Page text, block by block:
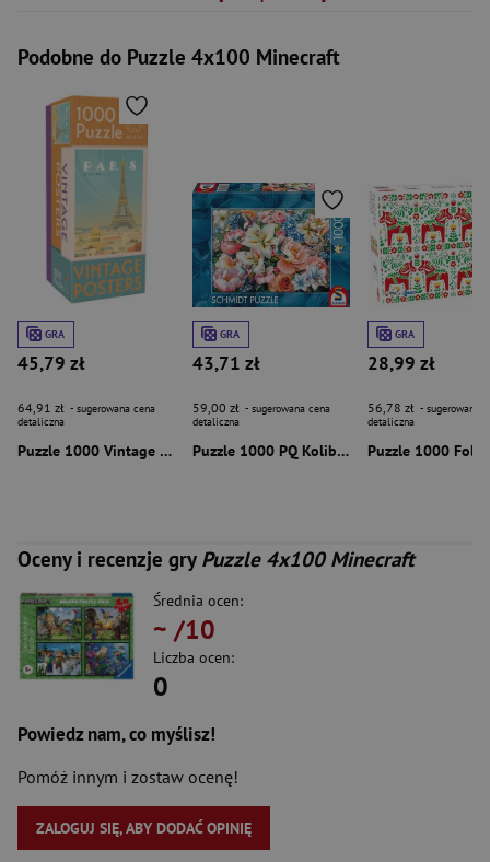
Podobne do Puzzle 4x100 Minecraft
GRA
45,79 zł
64,91 zł - sugerowana cena
detaliczna
Puzzle 1000 Vintage Posters Paris 58661
GRA
43,71 zł
59,00 zł - sugerowana cena
detaliczna
Puzzle 1000 PQ Kolibry i Kwiaty 114008
GRA
28,99 zł
56,78 zł - sugerowana
detaliczna
Oceny i recenzje gry Puzzle 4x100 Minecraft
Średnia ocen:
~ /10
Liczba ocen:
0
Powiedz nam, co myślisz!
Pomóż innym i zostaw ocenę!
ZALOGUJ SIĘ, ABY DODAĆ OPINIĘ